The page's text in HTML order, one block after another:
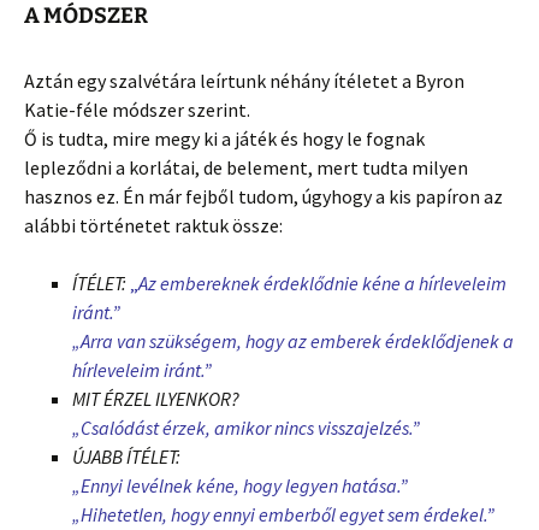
A MÓDSZER
Aztán egy szalvétára leírtunk néhány ítéletet a Byron
Katie-féle módszer szerint.
Ő is tudta, mire megy ki a játék és hogy le fognak
lepleződni a korlátai, de belement, mert tudta milyen
hasznos ez. Én már fejből tudom, úgyhogy a kis papíron az
alábbi történetet raktuk össze:
ÍTÉLET: Az embereknek érdeklődnie kéne a hírleveleim
iránt.”
„Arra van szükségem, hogy az emberek érdeklődjenek a
hírleveleim iránt.”
MIT ÉRZEL ILYENKOR?
„Csalódást érzek, amikor nincs visszajelzés.”
ÚJABB ÍTÉLET:
„Ennyi levélnek kéne, hogy legyen hatása.”
„Hihetetlen, hogy ennyi emberből egyet sem érdekel.”